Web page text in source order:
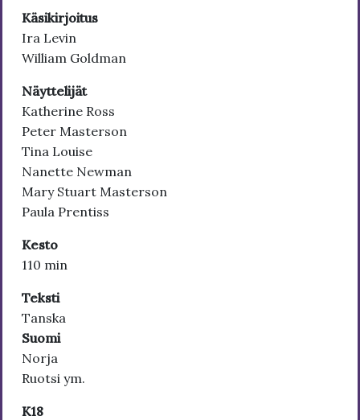
Käsikirjoitus
Ira Levin
William Goldman
Näyttelijät
Katherine Ross
Peter Masterson
Tina Louise
Nanette Newman
Mary Stuart Masterson
Paula Prentiss
Kesto
110 min
Teksti
Tanska
Suomi
Norja
Ruotsi ym.
K18